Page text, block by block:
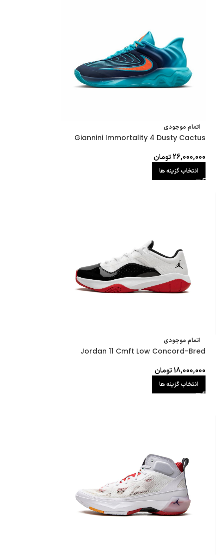
اتمام موجودی
Giannini Immortality 4 Dusty Cactus
26,000,000تومان
انتخاب گزینه ها
اتمام موجودی
Jordan 11 Cmft Low Concord-Bred
18,000,000تومان
انتخاب گزینه ها